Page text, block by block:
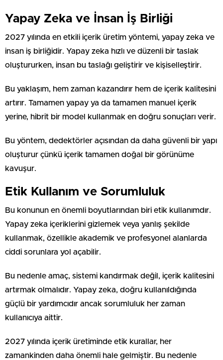
Yapay Zeka ve İnsan İş Birliği
2027 yılında en etkili içerik üretim yöntemi, yapay zeka ve
insan iş birliğidir. Yapay zeka hızlı ve düzenli bir taslak
oluştururken, insan bu taslağı geliştirir ve kişiselleştirir.
Bu yaklaşım, hem zaman kazandırır hem de içerik kalitesini
artırır. Tamamen yapay ya da tamamen manuel içerik
yerine, hibrit bir model kullanmak en doğru sonuçları verir.
Bu yöntem, dedektörler açısından da daha güvenli bir yapı
oluşturur çünkü içerik tamamen doğal bir görünüme
kavuşur.
Etik Kullanım ve Sorumluluk
Bu konunun en önemli boyutlarından biri etik kullanımdır.
Yapay zeka içeriklerini gizlemek veya yanlış şekilde
kullanmak, özellikle akademik ve profesyonel alanlarda
ciddi sorunlara yol açabilir.
Bu nedenle amaç, sistemi kandırmak değil, içerik kalitesini
artırmak olmalıdır. Yapay zeka, doğru kullanıldığında
güçlü bir yardımcıdır ancak sorumluluk her zaman
kullanıcıya aittir.
2027 yılında içerik üretiminde etik kurallar, her
zamankinden daha önemli hale gelmiştir. Bu nedenle